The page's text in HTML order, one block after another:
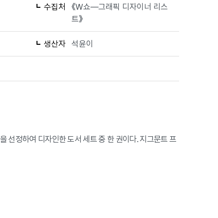
수집처
《W쇼—그래픽 디자이너 리스
트》
생산자 석윤이
선정하여 디자인한 도서 세트 중 한 권이다. 지그문트 프